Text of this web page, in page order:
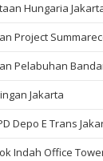
Hungaria
Project
Pelabuhan
Jakarta
Depo E Trans
Indah Office